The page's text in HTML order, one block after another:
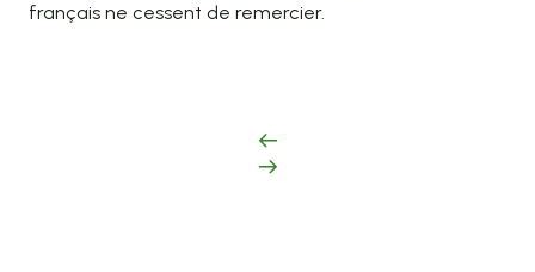
français ne cessent de remercier.